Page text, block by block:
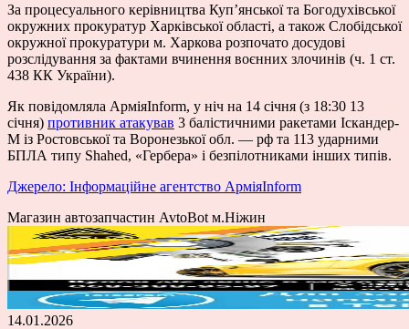
За процесуального керівництва Купʼянської та Богодухівської
окружних прокуратур Харківської області, а також Слобідської
окружної прокуратури м. Харкова розпочато досудові
розслідування за фактами вчинення воєнних злочинів (ч. 1 ст.
438 КК України).
Як повідомляла АрміяInform, у ніч на 14 січня (з 18:30 13
січня) противник атакував 3 балістичними ракетами Іскандер-
М із Ростовської та Воронезької обл. — рф та 113 ударними
БПЛА типу Shahed, «Гербера» і безпілотниками інших типів.
Джерело: Інформаційне агентство АрміяInform
Магазин автозапчастин AvtoBot м.Ніжин
14.01.2026